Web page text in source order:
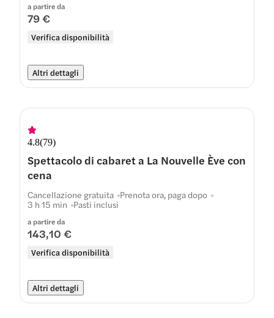
a partire da
79 €
Verifica disponibilità
Altri dettagli
4.8(79)
Spettacolo di cabaret a La Nouvelle Ève con
cena
a partire da
143,10 €
Verifica disponibilità
Cancellazione gratuita Prenota ora, paga dopo
3 h 15 min Pasti inclusi
Altri dettagli